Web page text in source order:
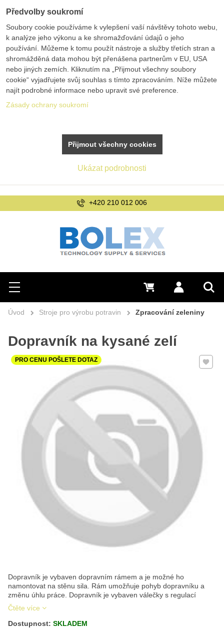
Hledat
Menu Přihlásit se
0 Kč
Úvod Stroje pro výrobu potravin Zpracování zeleniny
Dopravník na kysané zelí
Dopravník je vybaven dopravním rámem a je možné ho
namontovat na stěnu sila. Rám umožňuje pohyb dopravníku a
změnu úhlu práce. Dopravník je vybaven válečky s regulací
Čtěte více
Přidat
PRO CENU POŠLETE DOTAZ
Dostupnost: SKLADEM
Předvolby soukromí
Soubory cookie používáme k vylepšení vaší návštěvy tohoto webu,
k analýze jeho výkonu a ke shromažďování údajů o jeho
používání. Můžeme k tomu použít nástroje a služby třetích stran a
shromážděná data mohou být přenášena partnerům v EU, USA
nebo jiných zemích. Kliknutím na „Přijmout všechny soubory
cookie“ vyjadřujete svůj souhlas s tímto zpracováním. Níže můžete
najít podrobné informace nebo upravit své preference.
Zásady ochrany soukromí
Ukázat podrobnosti
Přijmout všechny cookies